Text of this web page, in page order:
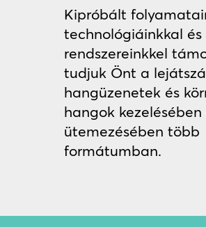
Kipróbált
technológiáinkkal és
rendszereinkkel
tudjuk Önt a
hangüzenetek és
hangok kezelésében
ütemezésében több
formátumban.